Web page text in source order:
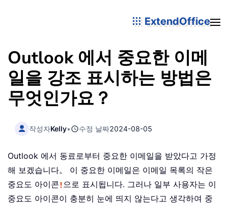
ExtendOffice
Outlook 에서 중요한 이메
일을 강조 표시하는 방법은
무엇인가요？
작성자Kelly• 수정 날짜2024-08-05
Outlook 에서 동료로부터 중요한 이메일을 받았다고 가정
해 보겠습니다。 이 중요한 이메일은 이메일 목록의 작은
중요도 아이콘 으로 표시됩니다. 그러나 일부 사용자는 이
중요도 아이콘이 충분히 눈에 띄지 않는다고 생각하여 중